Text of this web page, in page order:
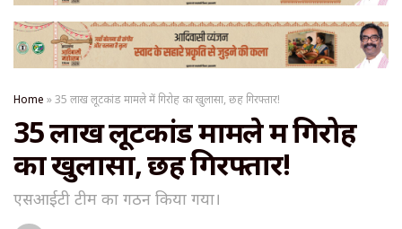
Home »35 लाख लूटकांड मामले में गिरोह का खुलासा, छह गिरफ्तार!
35 लाख लूटकांड मामले में गिरोह
का खुलासा, छह गिरफ्तार!
एसआईटी टीम का गठन किया गया।